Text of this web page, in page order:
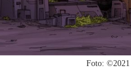
Foto: ©2021